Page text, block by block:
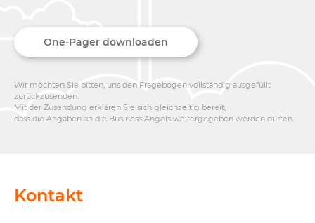
One-Pager downloaden
Wir möchten Sie bitten, uns den Fragebogen vollständig ausgefüllt
zurückzusenden.
Mit der Zusendung erklären Sie sich gleichzeitig bereit,
dass die Angaben an die Business Angels weitergegeben werden dürfen.
Kontakt